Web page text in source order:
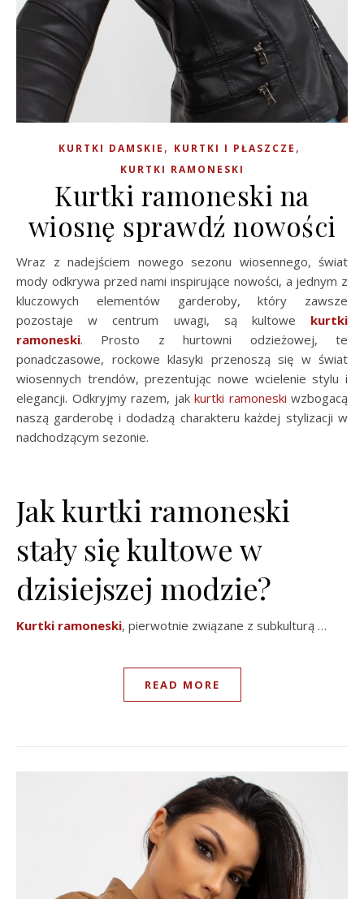
KURTKI DAMSKIE , KURTKI I PŁASZCZE ,
KURTKI RAMONESKI
Kurtki ramoneski na
wiosnę sprawdź nowości
Wraz z nadejściem nowego sezonu wiosennego, świat
mody odkrywa przed nami inspirujące nowości, a jednym z
kluczowych elementów garderoby, który zawsze
pozostaje w centrum uwagi, są kultowe kurtki
ramoneski. Prosto z hurtowni odzieżowej, te
ponadczasowe, rockowe klasyki przenoszą się w świat
wiosennych trendów, prezentując nowe wcielenie stylu i
elegancji. Odkryjmy razem, jak kurtki ramoneski wzbogacą
naszą garderobę i dodadzą charakteru każdej stylizacji w
nadchodzącym sezonie.
Jak kurtki ramoneski
stały się kultowe w
dzisiejszej modzie?
Kurtki ramoneski, pierwotnie związane z subkulturą …
READ MORE